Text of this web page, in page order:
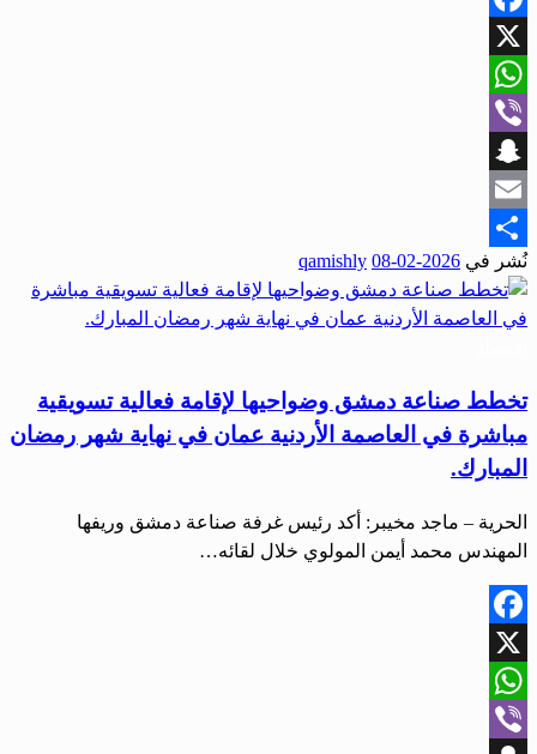
Facebook
X
WhatsApp
Viber
Snapchat
Email
Share
نُشر في 2026-02-08
qamishly
تخطط صناعة دمشق وضواحيها لإقامة فعالية تسويقية
مباشرة في العاصمة الأردنية عمان في نهاية شهر رمضان
المبارك.
الحرية – ماجد مخيبر: أكد رئيس غرفة صناعة دمشق وريفها
المهندس محمد أيمن المولوي خلال لقائه…
Facebook
X
WhatsApp